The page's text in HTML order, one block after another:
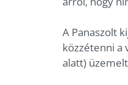
A Panaszolt
közzétenni a
alatt)